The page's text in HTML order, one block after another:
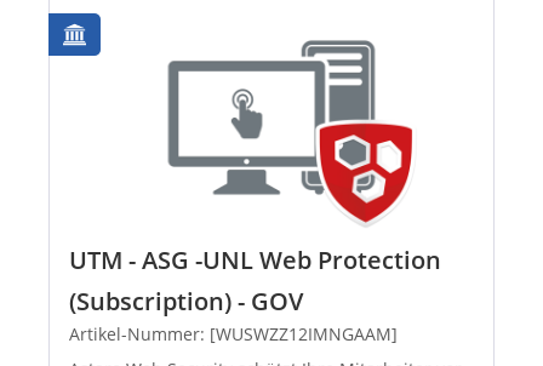
UTM - ASG -UNL Web Protection
(Subscription) - GOV
Artikel-Nummer: [WUSWZZ12IMNGAAM]